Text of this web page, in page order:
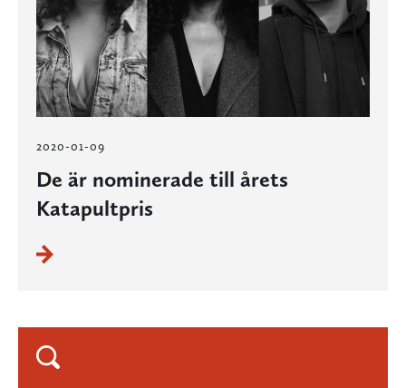
2020-01-09
De är nominerade till årets
Katapultpris